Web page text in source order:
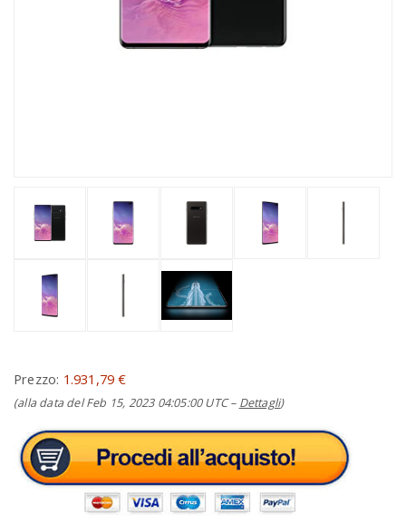
Prezzo: 1.931,79 €
(alla data del Feb 15, 2023 04:05:00 UTC – Dettagli)